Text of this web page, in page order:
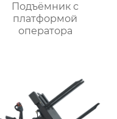
Подъёмник с
платформой
оператора